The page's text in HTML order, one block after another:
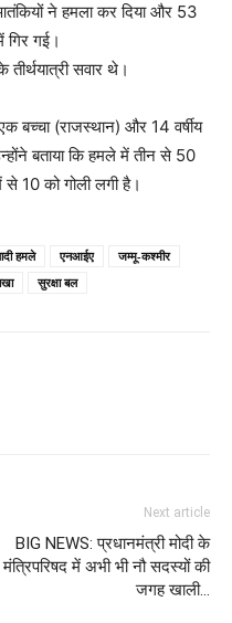
ने हमला कर दिया और 53
गिर गई।
सवार थे।
एक बच्चा (राजस्थान) और 14 वर्षीय
बताया कि हमले में तीन से 50
10 को गोली लगी है।
हमले एनआईए
जम्मू-कश्मीर
सुरक्षा बल
Next article
BIG NEWS: प्रधानमंत्री मोदी के
मंत्रिपरिषद में अभी भी नौ सदस्यों की
जगह खाली…